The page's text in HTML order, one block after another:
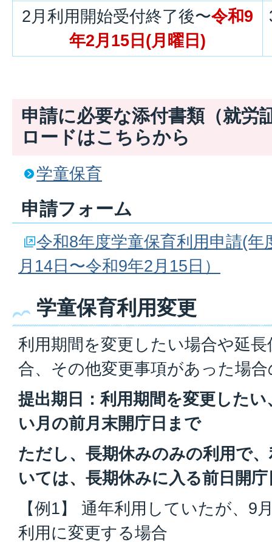
2月利用開始受付終了後〜令和9
年2月15日(月曜日)
申請に必要な添付書類（就労
ロードはこちらから
学童保育
申請フォーム
令和8年度学童保育利用申請(年
月14日〜令和9年2月15日）
学童保育利用変更
利用期間を変更したい場合や延
合、その他変更事項があった場
提出期日：利用期間を変更した
い月の前月末開庁日まで
ただし、長期休みのみの利用で
いては、長期休みに入る前日開
【例1】 通年利用していたが、9
利用に変更する場合